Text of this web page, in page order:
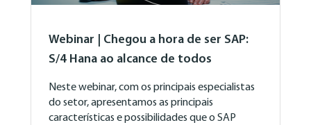
Webinar | Chegou a hora de ser SAP:
S/4 Hana ao alcance de todos
Neste webinar, com os principais especialistas
do setor, apresentamos as principais
características e possibilidades que o SAP